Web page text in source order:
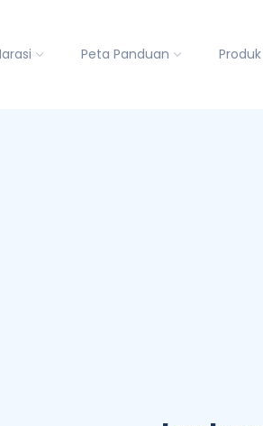
Peta Panduan Produk